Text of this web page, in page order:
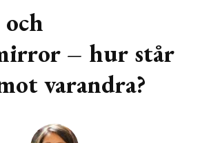
– hur står
varandra?